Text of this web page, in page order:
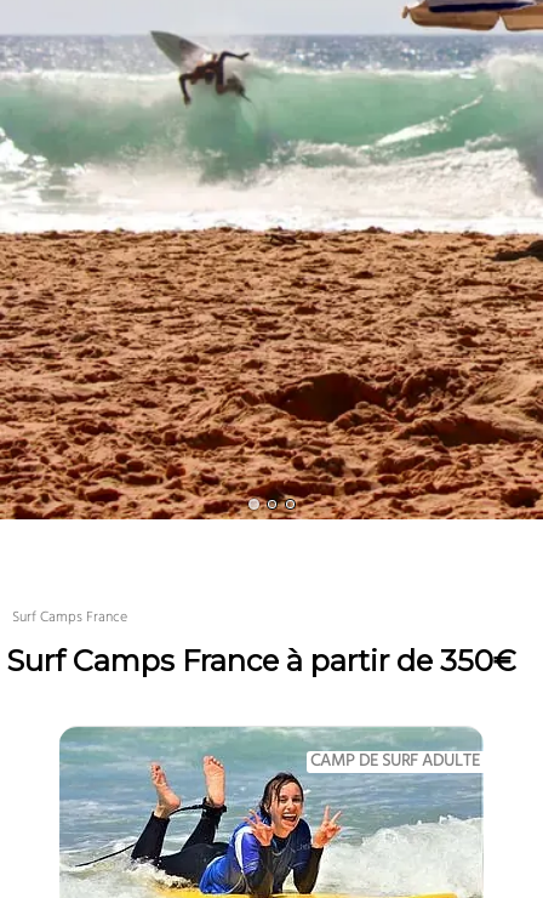
Surf Camps France
Surf Camps France à partir de 350€